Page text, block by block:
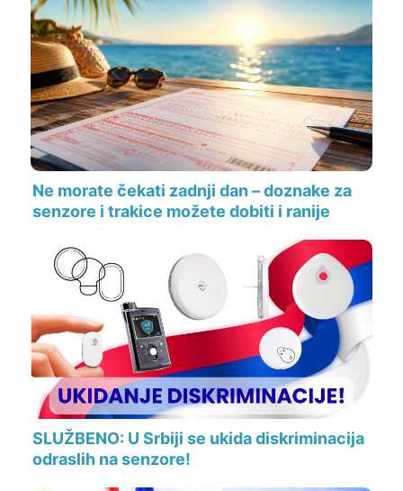
Ne morate čekati zadnji dan – doznake za
senzore i trakice možete dobiti i ranije
SLUŽBENO: U Srbiji se ukida diskriminacija
odraslih na senzore!